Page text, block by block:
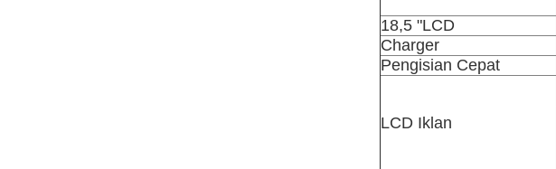
18,5 "LCD
Charger
Pengisian Cepat
LCD Iklan